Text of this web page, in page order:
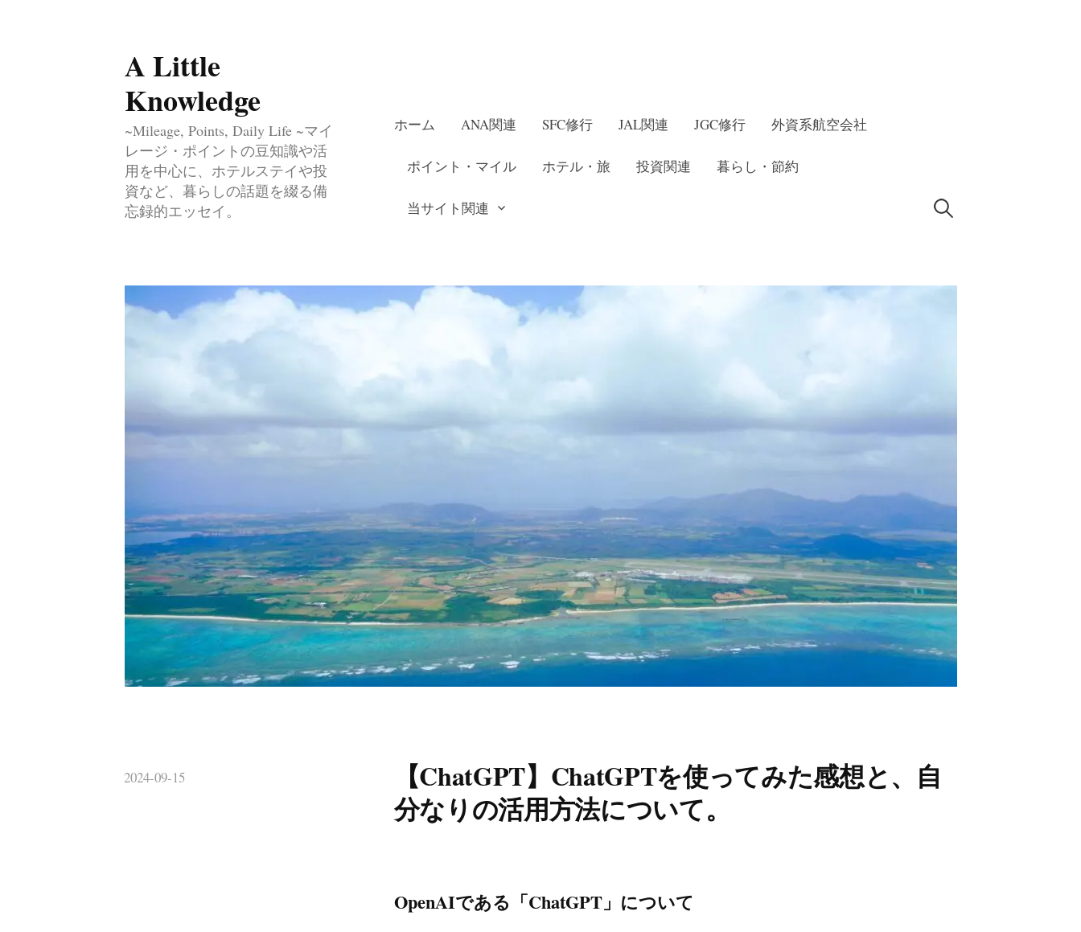
コ
テ
ン
ツ
へ
ス
プ
A Little
Knowledge
~Mileage, Points, Daily Life ~マイ
レージ・ポイントの豆知識や活
用を中心に、ホテルステイや投
資など、暮らしの話題を綴る備
忘録的エッセイ。
ホーム ANA関連 SFC修行 JAL関連 JGC修行 外資系航空会社
ポイント・マイル ホテル・旅 投資関連 暮らし・節約
当サイト関連 検
2024-09-15
【ChatGPT】ChatGPTを使ってみた感想と、自
分なりの活用方法について。
OpenAIである「ChatGPT」について